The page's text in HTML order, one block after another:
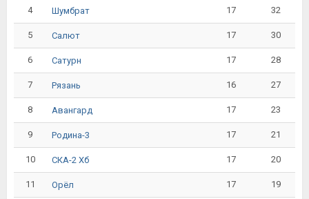
4 Шумбрат 17 32
5 Салют 17 30
6 Сатурн 17 28
7 Рязань 16 27
8 Авангард 17 23
9 Родина-3 17 21
10 СКА-2 Хб 17 20
11 Орёл 17 19